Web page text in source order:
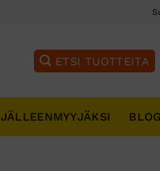
JÄLLEENMYYJÄKSI